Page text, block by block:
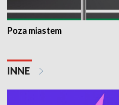
Poza miastem
INNE